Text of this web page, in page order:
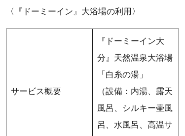
〈『ドーミーイン』大浴場の利用〉
サービス概要
『ドーミーイン大
分』天然温泉大浴場
「白糸の湯」
（設備：内湯、露天
風呂、シルキー壷風
呂、水風呂、高温サ